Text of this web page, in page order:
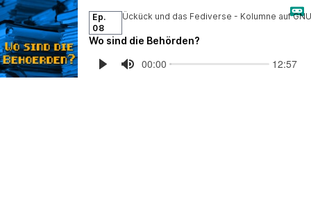
Ep.
08
Wo sind die Behörden?